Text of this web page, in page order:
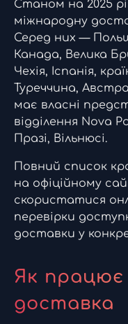
Станом на 2025
міжнародну
Серед них —
Канада, Велика
Чехія, Іспанія,
Туреччина,
має власні
відділення Nova
Празі, Вільнюсі.
Повний список
на офіційному
скористатися
перевірки
доставки у
Як
доставка